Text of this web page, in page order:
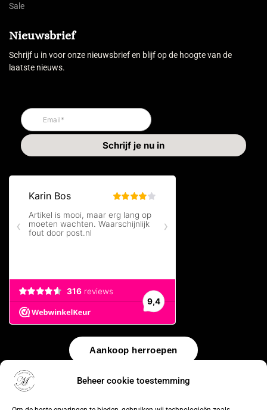
Beheer cookie toestemming
Sale
Nieuwsbrief
Schrijf u in voor onze nieuwsbrief en blijf op de hoogte van de
laatste nieuws.
Aankoop herroepen
© 2026 by WebUnlimited–Algemene voorwaarden